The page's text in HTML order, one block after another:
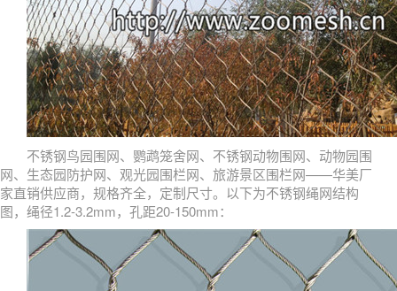
不锈钢鸟园围网、鹦鹉笼舍网、不锈钢动物围网、动物园围
网、生态园防护网、观光园围栏网、旅游景区围栏网——华美厂
家直销供应商，规格齐全，定制尺寸。以下为不锈钢绳网结构
图，绳径1.2-3.2mm，孔距20-150mm：